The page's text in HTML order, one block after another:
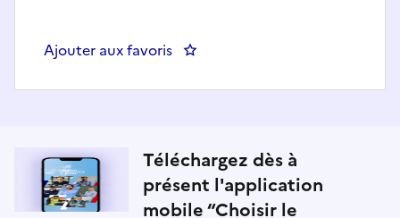
Ajouter aux favoris : Juriste marchés publics (h/f) -
Téléchargez dès à
présent l'application
mobile “Choisir le